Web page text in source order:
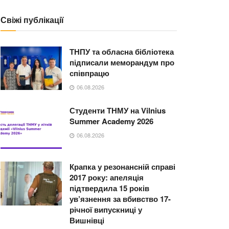
Свіжі публікації
ТНПУ та обласна бібліотека
підписали меморандум про
співпрацю
06.08.2026
Студенти ТНМУ на Vilnius
Summer Academy 2026
06.08.2026
Крапка у резонансній справі
2017 року: апеляція
підтвердила 15 років
ув’язнення за вбивство 17-
річної випускниці у
Вишнівці